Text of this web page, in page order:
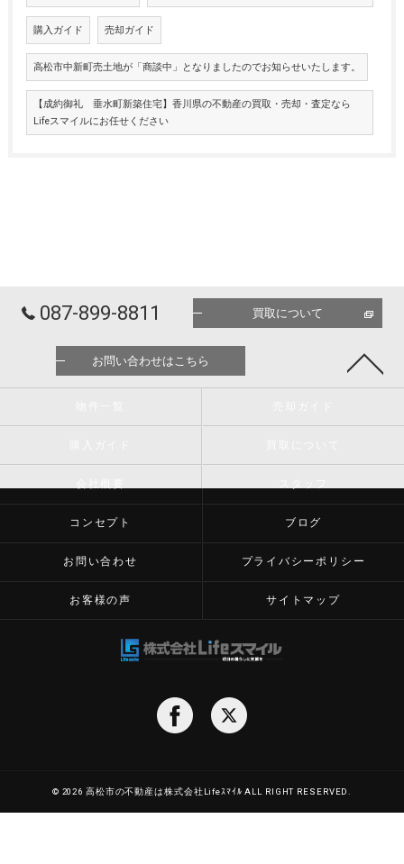
購入ガイド 売却ガイド
高松市中新町売土地が「商談中」となりましたのでお知らせいたします。
【成約御礼 垂水町新築住宅】香川県の不動産の買取・売却・査定なら
Lifeスマイルにお任せください
087-899-8811 買取について
お問い合わせはこちら
コンセプト ブログ
お問い合わせ プライバシーポリシー
お客様の声 サイトマップ
© 2026 高松市の不動産は株式会社Lifeｽﾏｲﾙ ALL RIGHT RESERVED.